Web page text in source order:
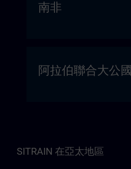
南非
阿拉伯聯合大公國
SITRAIN 在亞太地區